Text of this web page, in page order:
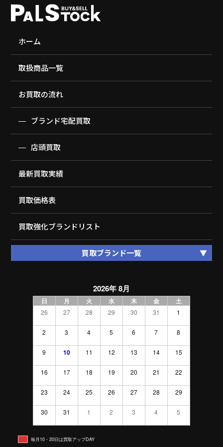
ホーム
取扱商品一覧
お買取の流れ
ブランド宅配買取
店頭買取
最新買取実績
買取価格表
買取強化ブランドリスト
買取ブランド一覧
2026年 8月
日 月 火 水 木 金 土
26 27 28 29 30 31 1
2 3 4 5 6 7 8
9 10 11 12 13 14 15
16 17 18 19 20 21 22
23 24 25 26 27 28 29
30 31 1 2 3 4 5
毎月10・20日は買取アップDAY